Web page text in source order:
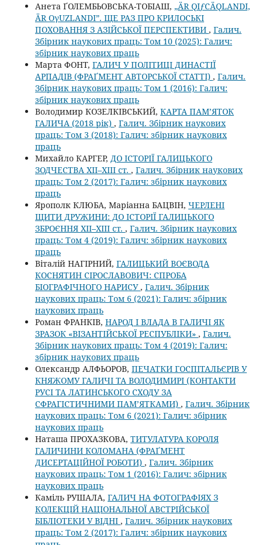
Анета ҐОЛЕМБЬОВСЬКА-ТОБІАШ, „ÄR QIƒСÄQLANDI,
ÄR OγUZLANDI”. ЩЕ РАЗ ПРО КРИЛОСЬКІ
ПОХОВАННЯ З АЗІЙСЬКОЇ ПЕРСПЕКТИВИ , Галич.
Збірник наукових праць: Том 10 (2025): Галич:
збірник наукових праць
Марта ФОНТ, ГАЛИЧ У ПОЛІТИЦІ ДИНАСТІЇ
АРПАДІВ (ФРАҐМЕНТ АВТОРСЬКОЇ СТАТТІ) , Галич.
Збірник наукових праць: Том 1 (2016): Галич:
збірник наукових праць
Володимир КОЗЕЛКІВСЬКИЙ, КАРТА ПАМ’ЯТОК
ГАЛИЧА (2018 рік) , Галич. Збірник наукових
праць: Том 3 (2018): Галич: збірник наукових
праць
Михайло КАРГЕР, ДО ІСТОРІЇ ГАЛИЦЬКОГО
ЗОДЧЕСТВА ХІІ–ХІІІ ст. , Галич. Збірник наукових
праць: Том 2 (2017): Галич: збірник наукових
праць
Ярополк КЛЮБА, Маріанна БАЦВІН, ЧЕРЛЕНІ
ЩИТИ ДРУЖИНИ: ДО ІСТОРІЇ ГАЛИЦЬКОГО
ЗБРОЄННЯ ХІІ–ХІІІ ст. , Галич. Збірник наукових
праць: Том 4 (2019): Галич: збірник наукових
праць
Віталій НАГІРНИЙ, ГАЛИЦЬКИЙ ВОЄВОДА
КОСНЯТИН СІРОСЛАВОВИЧ: СПРОБА
БІОГРАФІЧНОГО НАРИСУ, Галич. Збірник
наукових праць: Том 6 (2021): Галич: збірник
наукових праць
Роман ФРАНКІВ, НАРОД І ВЛАДА В ГАЛИЧІ ЯК
ЗРАЗОК «ВІЗАНТІЙСЬКОЇ РЕСПУБЛІКИ» , Галич.
Збірник наукових праць: Том 4 (2019): Галич:
збірник наукових праць
Олександр АЛФЬОРОВ, ПЕЧАТКИ ГОСПІТАЛЬЄРІВ У
КНЯЖОМУ ГАЛИЧІ ТА ВОЛОДИМИРІ (КОНТАКТИ
РУСІ ТА ЛАТИНСЬКОГО СХОДУ ЗА
СФРАГІСТИЧНИМИ ПАМ’ЯТКАМИ) , Галич. Збірник
наукових праць: Том 6 (2021): Галич: збірник
наукових праць
Наташа ПРОХАЗКОВА, ТИТУЛАТУРА КОРОЛЯ
ГАЛИЧИНИ КОЛОМАНА (ФРАҐМЕНТ
ДИСЕРТАЦІЙНОЇ РОБОТИ) , Галич. Збірник
наукових праць: Том 1 (2016): Галич: збірник
наукових праць
Каміль РУШАЛА, ГАЛИЧ НА ФОТОГРАФІЯХ З
КОЛЕКЦІЙ НАЦІОНАЛЬНОЇ АВСТРІЙСЬКОЇ
БІБЛІОТЕКИ У ВІДНІ , Галич. Збірник наукових
праць: Том 2 (2017): Галич: збірник наукових